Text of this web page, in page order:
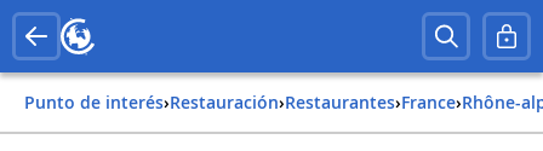
Punto de interés› Restauración› Restaurantes› france› rhône-